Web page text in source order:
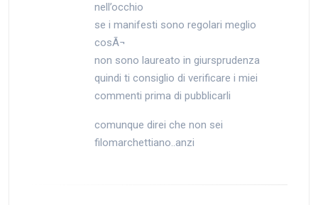
nell’occhio
se i manifesti sono regolari meglio
cosÃ¬
non sono laureato in giursprudenza
quindi ti consiglio di verificare i miei
commenti prima di pubblicarli
comunque direi che non sei
filomarchettiano..anzi